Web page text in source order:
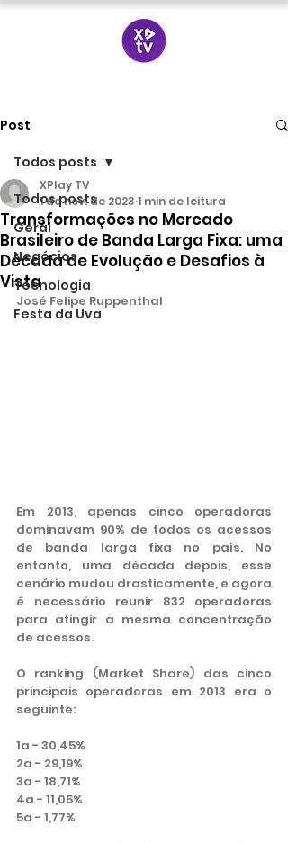
Post
Todos posts
Geral
Negócios
Tecnologia
Festa da Uva
Todos posts
Transformações no Mercado
Brasileiro de Banda Larga Fixa: uma
Década de Evolução e Desafios à
Vista
XPlay TV
1 de nov. de 2023 1 min de leitura
José Felipe Ruppenthal
Em 2013, apenas cinco operadoras
dominavam 90% de todos os acessos
de banda larga fixa no país. No
entanto, uma década depois, esse
cenário mudou drasticamente, e agora
é necessário reunir 832 operadoras
para atingir a mesma concentração
de acessos.
O ranking (Market Share) das cinco
principais operadoras em 2013 era o
seguinte:
1a - 30,45%
2a - 29,19%
3a - 18,71%
4a - 11,05%
5a - 1,77%